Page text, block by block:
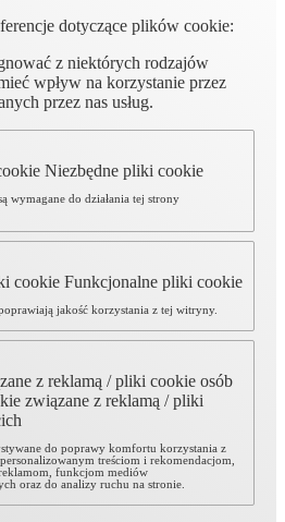
dotyczące plików cookie:
z niektórych rodzajów
wpływ na korzystanie przez
przez nas usług.
Niezbędne pliki cookie
wymagane do działania tej strony
cookie Funkcjonalne pliki cookie
jakość korzystania z tej witryny.
z reklamą / pliki cookie osób
związane z reklamą / pliki
do poprawy komfortu korzystania z
treściom i rekomendacjom,
funkcjom mediów
oraz do analizy ruchu na stronie.